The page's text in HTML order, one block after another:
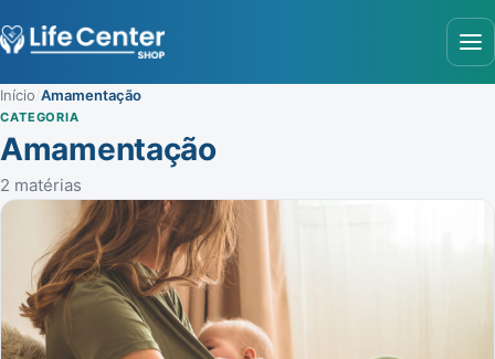
Início Amamentação
CATEGORIA
Amamentação
2 matérias